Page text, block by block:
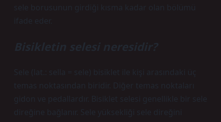
sele borusunun girdiği kısma kadar olan bölümü
ifade eder.
Bisikletin selesi neresidir?
Sele (lat.: sella = sele) bisiklet ile kişi arasındaki üç
temas noktasından biridir. Diğer temas noktaları
gidon ve pedallardır. Bisiklet selesi genellikle bir sele
direğine bağlanır. Sele yüksekliği sele direğini